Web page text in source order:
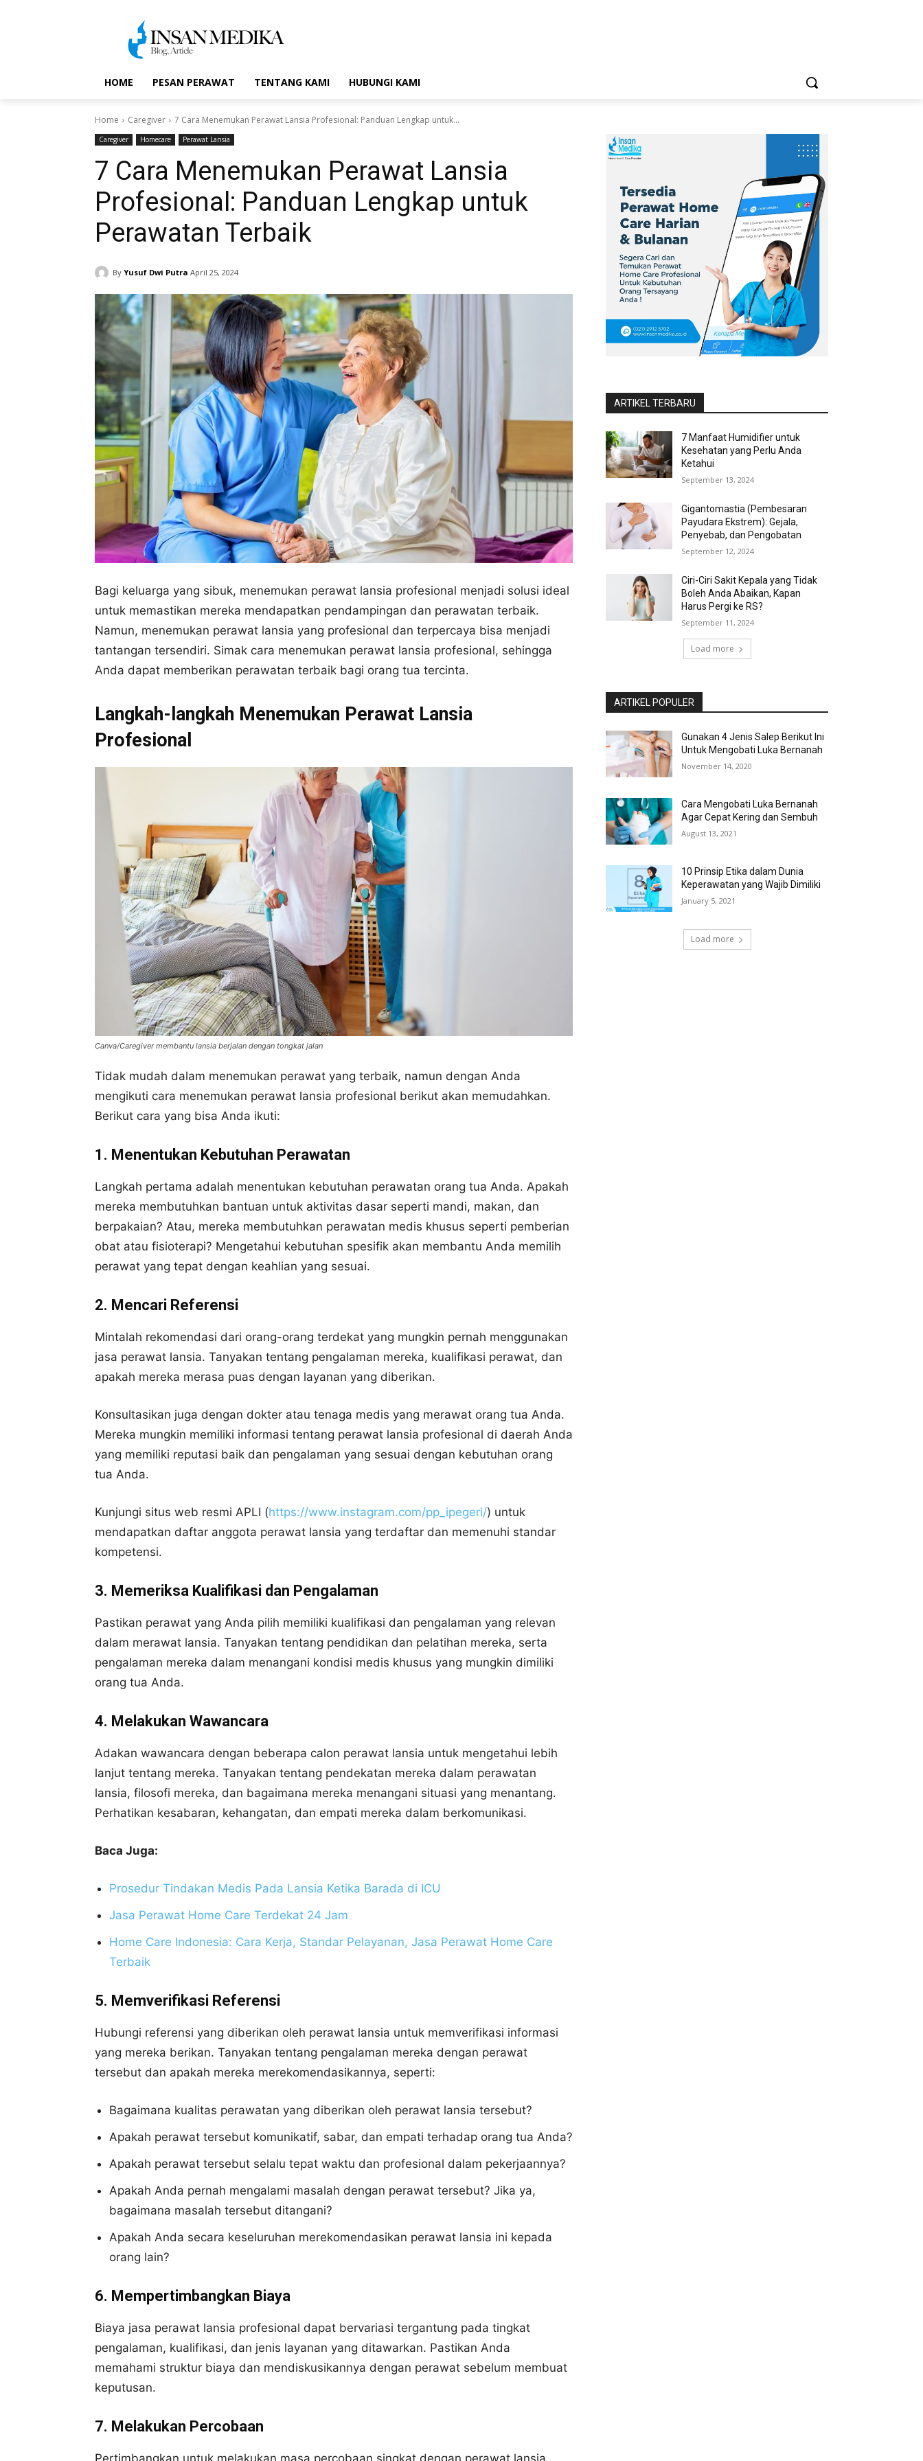
HOME PESAN PERAWAT TENTANG KAMI HUBUNGI KAMI
Home Caregiver 7 Cara Menemukan Perawat Lansia Profesional: Panduan Lengkap untuk...
Caregiver Homecare Perawat Lansia
7 Cara Menemukan Perawat Lansia
Profesional: Panduan Lengkap untuk
Perawatan Terbaik
By Yusuf Dwi Putra April 25, 2024
Bagi keluarga yang sibuk, menemukan perawat lansia profesional menjadi solusi ideal
untuk memastikan mereka mendapatkan pendampingan dan perawatan terbaik.
Namun, menemukan perawat lansia yang profesional dan terpercaya bisa menjadi
tantangan tersendiri. Simak cara menemukan perawat lansia profesional, sehingga
Anda dapat memberikan perawatan terbaik bagi orang tua tercinta.
Langkah-langkah Menemukan Perawat Lansia
Profesional
Canva/Caregiver membantu lansia berjalan dengan tongkat jalan
Tidak mudah dalam menemukan perawat yang terbaik, namun dengan Anda
mengikuti cara menemukan perawat lansia profesional berikut akan memudahkan.
Berikut cara yang bisa Anda ikuti:
1. Menentukan Kebutuhan Perawatan
Langkah pertama adalah menentukan kebutuhan perawatan orang tua Anda. Apakah
mereka membutuhkan bantuan untuk aktivitas dasar seperti mandi, makan, dan
berpakaian? Atau, mereka membutuhkan perawatan medis khusus seperti pemberian
obat atau fisioterapi? Mengetahui kebutuhan spesifik akan membantu Anda memilih
perawat yang tepat dengan keahlian yang sesuai.
2. Mencari Referensi
Mintalah rekomendasi dari orang-orang terdekat yang mungkin pernah menggunakan
jasa perawat lansia. Tanyakan tentang pengalaman mereka, kualifikasi perawat, dan
apakah mereka merasa puas dengan layanan yang diberikan.
Konsultasikan juga dengan dokter atau tenaga medis yang merawat orang tua Anda.
Mereka mungkin memiliki informasi tentang perawat lansia profesional di daerah Anda
yang memiliki reputasi baik dan pengalaman yang sesuai dengan kebutuhan orang
tua Anda.
Kunjungi situs web resmi APLI (https://www.instagram.com/pp_ipegeri/) untuk
mendapatkan daftar anggota perawat lansia yang terdaftar dan memenuhi standar
kompetensi.
3. Memeriksa Kualifikasi dan Pengalaman
Pastikan perawat yang Anda pilih memiliki kualifikasi dan pengalaman yang relevan
dalam merawat lansia. Tanyakan tentang pendidikan dan pelatihan mereka, serta
pengalaman mereka dalam menangani kondisi medis khusus yang mungkin dimiliki
orang tua Anda.
4. Melakukan Wawancara
Adakan wawancara dengan beberapa calon perawat lansia untuk mengetahui lebih
lanjut tentang mereka. Tanyakan tentang pendekatan mereka dalam perawatan
lansia, filosofi mereka, dan bagaimana mereka menangani situasi yang menantang.
Perhatikan kesabaran, kehangatan, dan empati mereka dalam berkomunikasi.
Baca Juga:
Prosedur Tindakan Medis Pada Lansia Ketika Barada di ICU
Jasa Perawat Home Care Terdekat 24 Jam
Home Care Indonesia: Cara Kerja, Standar Pelayanan, Jasa Perawat Home Care
Terbaik
5. Memverifikasi Referensi
Hubungi referensi yang diberikan oleh perawat lansia untuk memverifikasi informasi
yang mereka berikan. Tanyakan tentang pengalaman mereka dengan perawat
tersebut dan apakah mereka merekomendasikannya, seperti:
Bagaimana kualitas perawatan yang diberikan oleh perawat lansia tersebut?
Apakah perawat tersebut komunikatif, sabar, dan empati terhadap orang tua Anda?
Apakah perawat tersebut selalu tepat waktu dan profesional dalam pekerjaannya?
Apakah Anda pernah mengalami masalah dengan perawat tersebut? Jika ya,
bagaimana masalah tersebut ditangani?
Apakah Anda secara keseluruhan merekomendasikan perawat lansia ini kepada
orang lain?
6. Mempertimbangkan Biaya
Biaya jasa perawat lansia profesional dapat bervariasi tergantung pada tingkat
pengalaman, kualifikasi, dan jenis layanan yang ditawarkan. Pastikan Anda
memahami struktur biaya dan mendiskusikannya dengan perawat sebelum membuat
keputusan.
7. Melakukan Percobaan
Pertimbangkan untuk melakukan masa percobaan singkat dengan perawat lansia
ARTIKEL TERBARU
7 Manfaat Humidifier untuk
Kesehatan yang Perlu Anda
Ketahui
September 13, 2024
Gigantomastia (Pembesaran
Payudara Ekstrem): Gejala,
Penyebab, dan Pengobatan
September 12, 2024
Ciri-Ciri Sakit Kepala yang Tidak
Boleh Anda Abaikan, Kapan
Harus Pergi ke RS?
September 11, 2024
Load more
ARTIKEL POPULER
Gunakan 4 Jenis Salep Berikut Ini
Untuk Mengobati Luka Bernanah
November 14, 2020
Cara Mengobati Luka Bernanah
Agar Cepat Kering dan Sembuh
August 13, 2021
10 Prinsip Etika dalam Dunia
Keperawatan yang Wajib Dimiliki
January 5, 2021
Load more